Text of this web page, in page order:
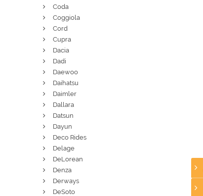
Coda
Coggiola
Cord
Cupra
Dacia
Dadi
Daewoo
Daihatsu
Daimler
Dallara
Datsun
Dayun
Deco Rides
Delage
DeLorean
Denza
Derways
DeSoto